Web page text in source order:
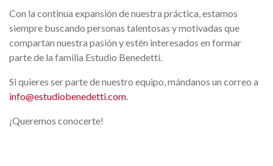
Con la continua expansión de nuestra práctica, estamos
siempre buscando personas talentosas y motivadas que
compartan nuestra pasión y estén interesados en formar
parte de la familia Estudio Benedetti.
Si quieres ser parte de nuestro equipo, mándanos un correo a
info@estudiobenedetti.com.
¡Queremos conocerte!